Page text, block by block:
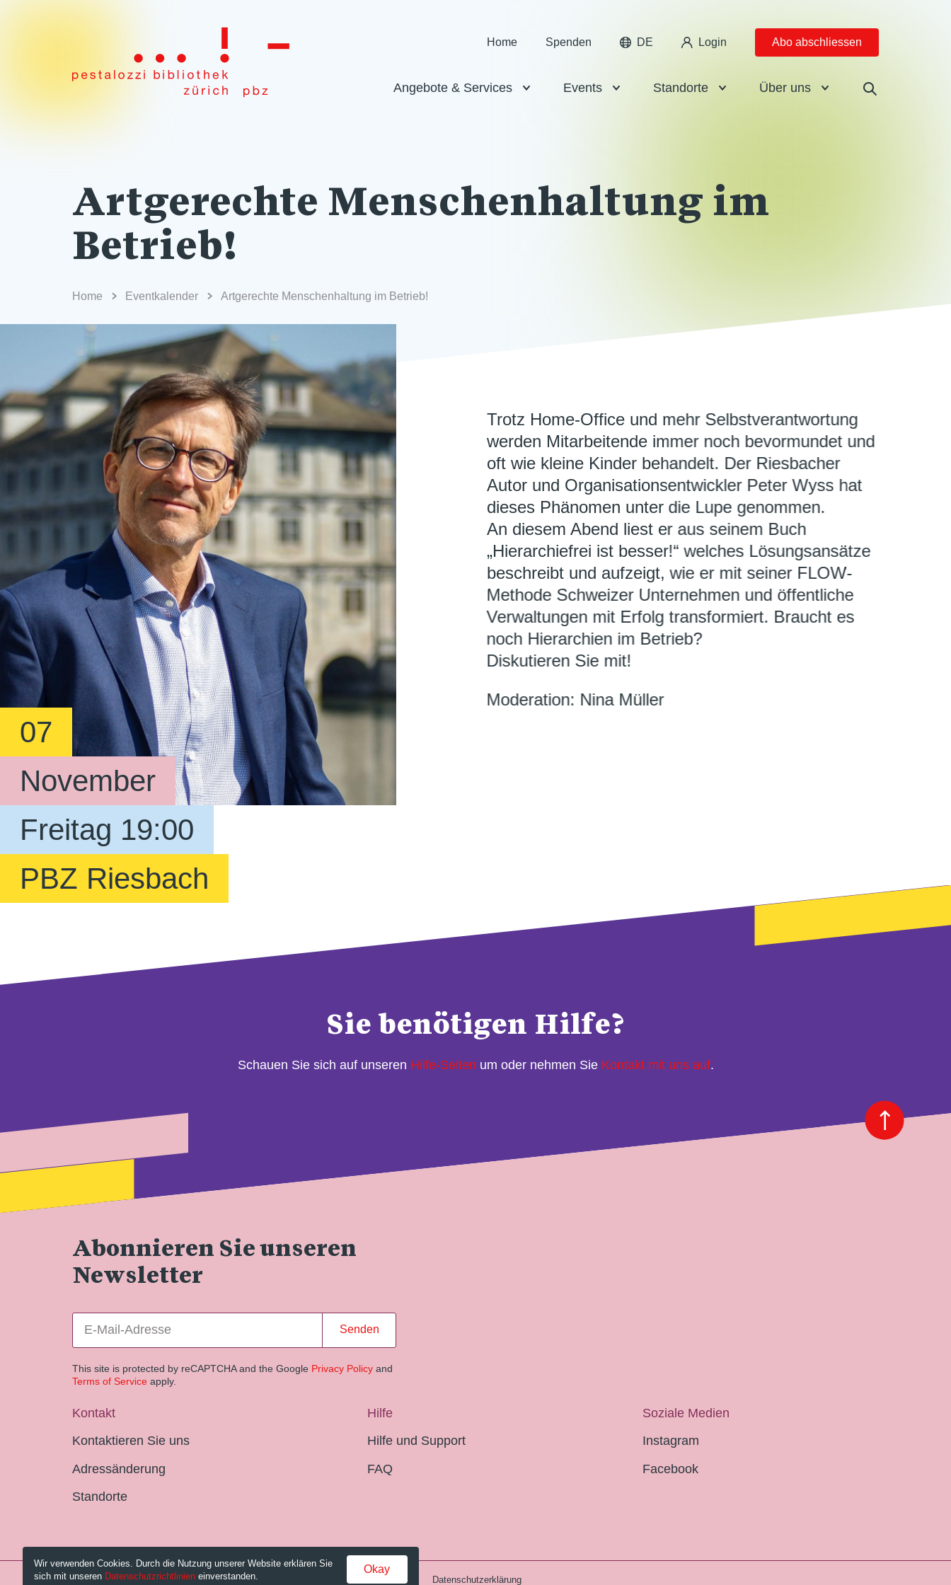
Home Spenden DE Login Abo abschliessen
Angebote & Services Events Standorte Über uns
Artgerechte Menschenhaltung im
Betrieb!
Home Eventkalender Artgerechte Menschenhaltung im Betrieb!
07
November
Freitag 19:00
PBZ Riesbach
Trotz Home-Office und mehr Selbstverantwortung
werden Mitarbeitende immer noch bevormundet und
oft wie kleine Kinder behandelt. Der Riesbacher
Autor und Organisationsentwickler Peter Wyss hat
dieses Phänomen unter die Lupe genommen.
An diesem Abend liest er aus seinem Buch
„Hierarchiefrei ist besser!“ welches Lösungsansätze
beschreibt und aufzeigt, wie er mit seiner FLOW-
Methode Schweizer Unternehmen und öffentliche
Verwaltungen mit Erfolg transformiert. Braucht es
noch Hierarchien im Betrieb?
Diskutieren Sie mit!
Moderation: Nina Müller
Sie benötigen Hilfe?
Schauen Sie sich auf unseren Hilfe-Seiten um oder nehmen Sie Kontakt mit uns auf.
Abonnieren Sie unseren
Newsletter
Senden
This site is protected by reCAPTCHA and the Google Privacy Policy and
Terms of Service apply.
Kontakt
Kontaktieren Sie uns
Adressänderung
Standorte
Hilfe
Hilfe und Support
FAQ
Soziale Medien
Instagram
Facebook
© 2026 Pestalozzi-Bibliothek Zürich. Impressum Gebühren und AGB Datenschutzerklärung
Wir verwenden Cookies. Durch die Nutzung unserer Website erklären Sie
sich mit unseren Datenschutzrichtlinien einverstanden.
Okay